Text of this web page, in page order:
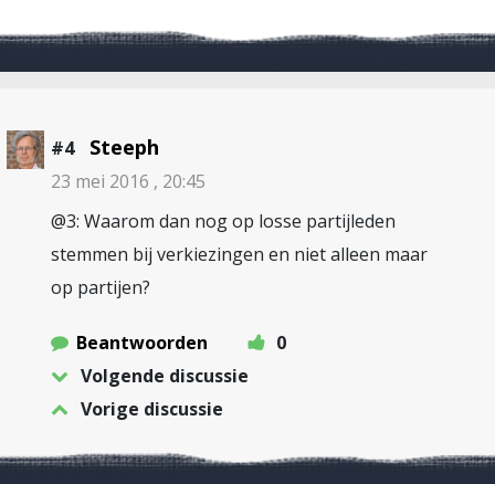
#4 Steeph
23 mei 2016 , 20:45
@3: Waarom dan nog op losse partijleden
stemmen bij verkiezingen en niet alleen maar
op partijen?
Beantwoorden
0
Volgende discussie
Vorige discussie